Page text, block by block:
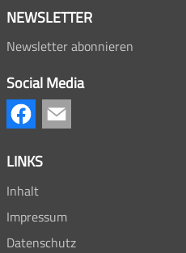
NEWSLETTER
Newsletter abonnieren
Social Media
LINKS
Inhalt
Impressum
Datenschutz